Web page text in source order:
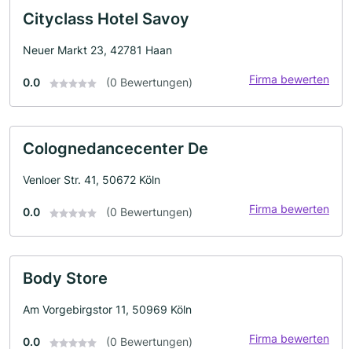
Cityclass Hotel Savoy
Neuer Markt 23, 42781 Haan
0.0 (0 Bewertungen) Firma bewerten
Colognedancecenter De
Venloer Str. 41, 50672 Köln
0.0 (0 Bewertungen) Firma bewerten
Body Store
Am Vorgebirgstor 11, 50969 Köln
0.0 (0 Bewertungen) Firma bewerten